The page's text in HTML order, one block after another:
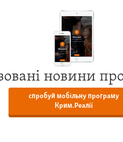
новини
спробуй мобільну програму
Крим.Реалії